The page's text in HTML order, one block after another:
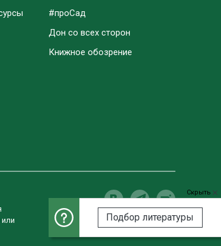
Скрыть
Подбор литературы
#проСад
Дон со всех сторон
Книжное обозрение
Разработка сайта